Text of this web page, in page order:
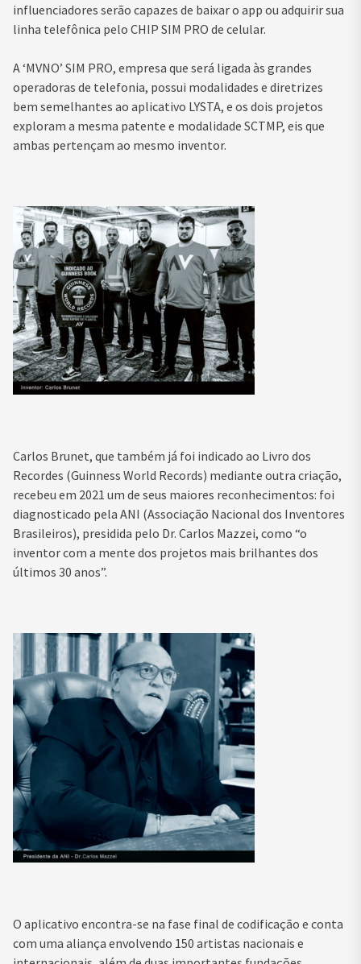
influenciadores serão capazes de baixar o app ou adquirir sua
linha telefônica pelo CHIP SIM PRO de celular.
A ‘MVNO’ SIM PRO, empresa que será ligada às grandes
operadoras de telefonia, possui modalidades e diretrizes
bem semelhantes ao aplicativo LYSTA, e os dois projetos
exploram a mesma patente e modalidade SCTMP, eis que
ambas pertençam ao mesmo inventor.
Carlos Brunet, que também já foi indicado ao Livro dos
Recordes (Guinness World Records) mediante outra criação,
recebeu em 2021 um de seus maiores reconhecimentos: foi
diagnosticado pela ANI (Associação Nacional dos Inventores
Brasileiros), presidida pelo Dr. Carlos Mazzei, como “o
inventor com a mente dos projetos mais brilhantes dos
últimos 30 anos”.
O aplicativo encontra-se na fase final de codificação e conta
com uma aliança envolvendo 150 artistas nacionais e